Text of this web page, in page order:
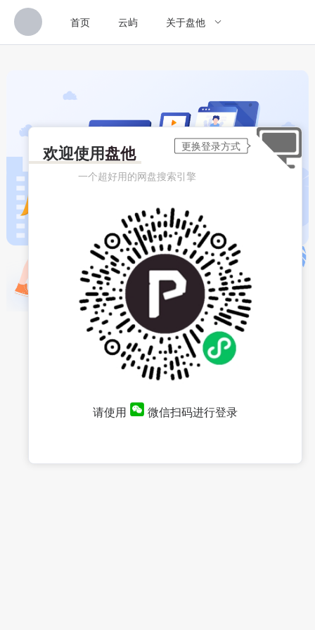
首页 云屿 关于盘他
欢迎使用盘他
一个超好用的网盘搜索引擎
请使用 微信扫码进行登录